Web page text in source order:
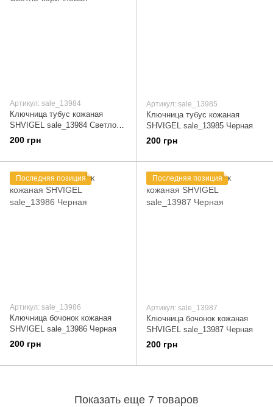
Артикул: sale_13984
Ключница тубус кожаная
SHVIGEL sale_13984 Светло-
коричневая
200 грн
Артикул: sale_13985
Ключница тубус кожаная
SHVIGEL sale_13985 Черная
200 грн
Последняя позиция
Артикул: sale_13986
Ключница бочонок кожаная
SHVIGEL sale_13986 Черная
200 грн
Последняя позиция
Артикул: sale_13987
Ключница бочонок кожаная
SHVIGEL sale_13987 Черная
200 грн
Показать еще 7 товаров